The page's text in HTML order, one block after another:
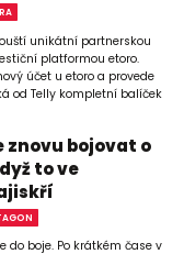
unikátní partnerskou
platformou etoro.
účet u etoro a provede
od Telly kompletní balíček
znovu bojovat o
to ve
do boje. Po krátkém čase v